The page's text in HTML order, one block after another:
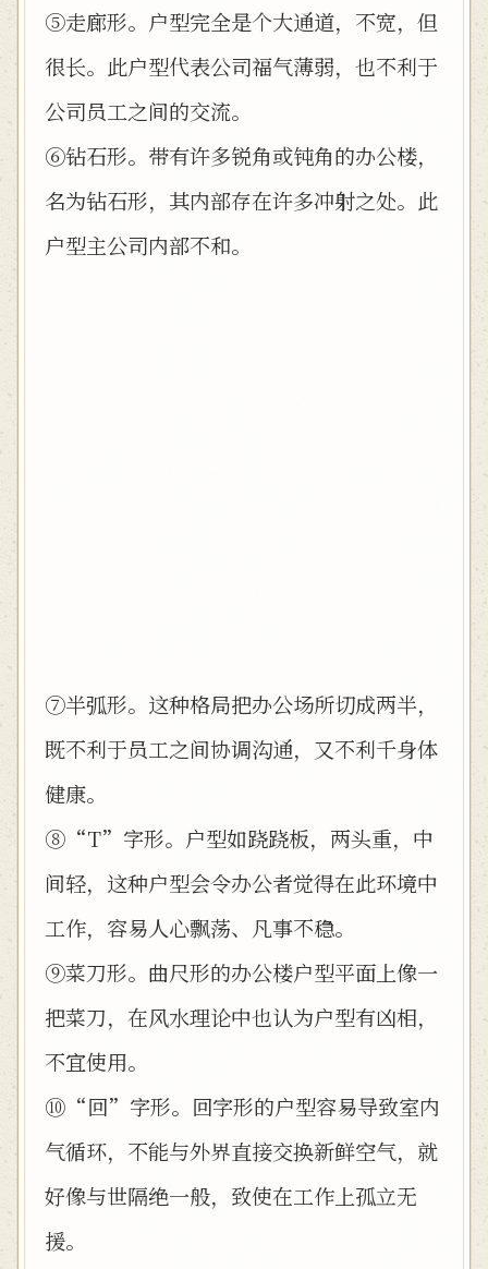
⑤走廊形。户型完全是个大通道，不宽，但
很长。此户型代表公司福气薄弱，也不利于
公司员工之间的交流。
⑥钻石形。带有许多锐角或钝角的办公楼，
名为钻石形，其内部存在许多冲射之处。此
户型主公司内部不和。
⑦半弧形。这种格局把办公场所切成两半，
既不利于员工之间协调沟通，又不利千身体
健康。
⑧“T”字形。户型如跷跷板，两头重，中
间轻，这种户型会令办公者觉得在此环境中
工作，容易人心飘荡、凡事不稳。
⑨菜刀形。曲尺形的办公楼户型平面上像一
把菜刀，在风水理论中也认为户型有凶相，
不宜使用。
⑩“回”字形。回字形的户型容易导致室内
气循环，不能与外界直接交换新鲜空气，就
好像与世隔绝一般，致使在工作上孤立无
援。